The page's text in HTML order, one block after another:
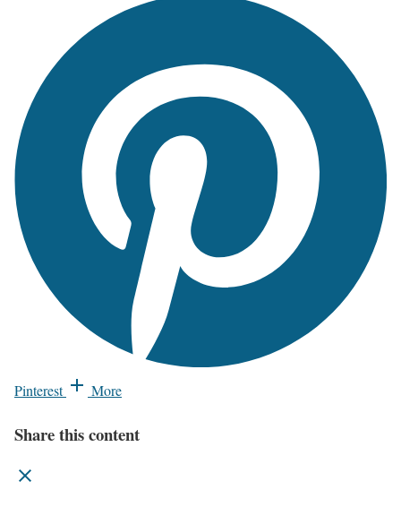
Pinterest More
Share this content